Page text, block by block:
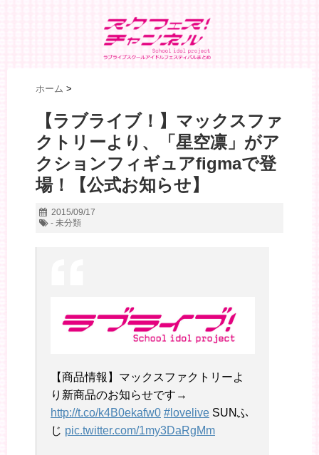
ホーム >
【ラブライブ！】マックスファ
クトリーより、「星空凛」がア
クションフィギュアfigmaで登
場！【公式お知らせ】
2015/09/17
- 未分類
【商品情報】マックスファクトリーよ
り新商品のお知らせです→
http://t.co/k4B0ekafw0 #lovelive SUNふ
じ pic.twitter.com/1my3DaRgMm